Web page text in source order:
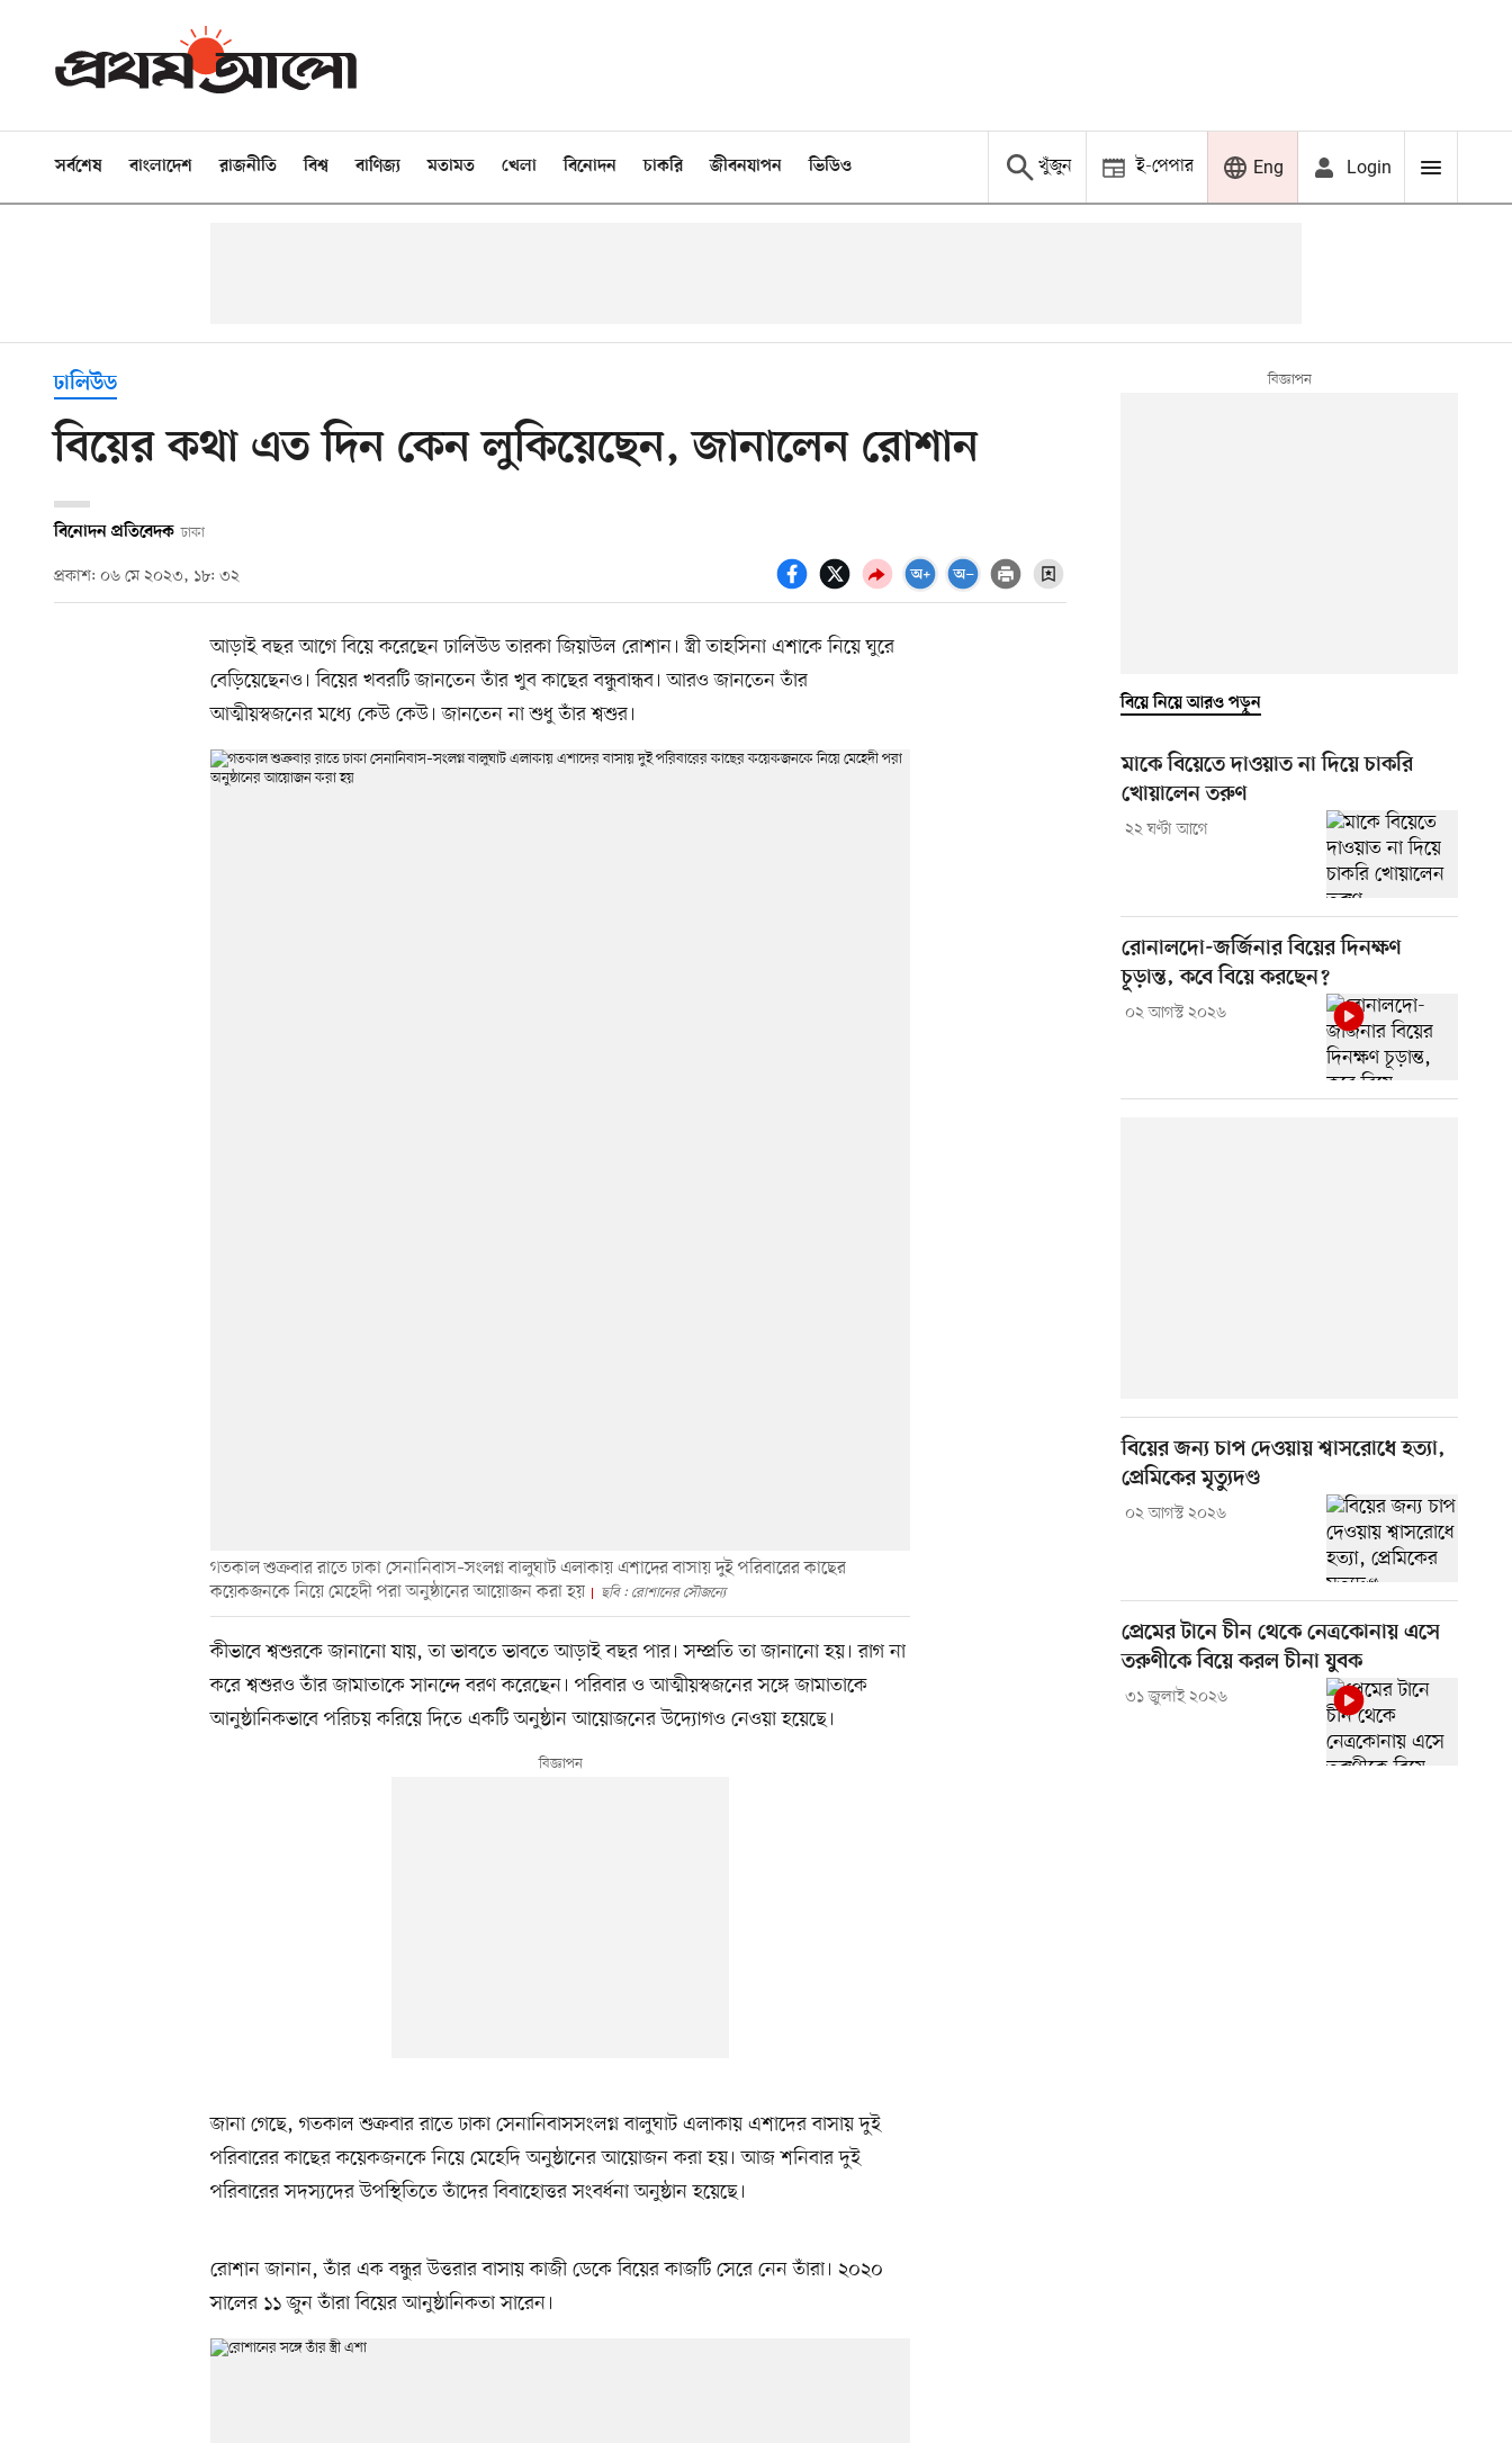
সর্বশেষ বাংলাদেশ রাজনীতি বিশ্ব বাণিজ্য মতামত খেলা বিনোদন চাকরি জীবনযাপন ভিডিও খুঁজুন ই-পেপার Eng Login
ঢালিউড
বিয়ের কথা এত দিন কেন লুকিয়েছেন, জানালেন রোশান
বিনোদন প্রতিবেদক ঢাকা
প্রকাশ: ০৬ মে ২০২৩, ১৮: ৩২
আড়াই বছর আগে বিয়ে করেছেন ঢালিউড তারকা জিয়াউল রোশান। স্ত্রী তাহসিনা এশাকে নিয়ে ঘুরে
বেড়িয়েছেনও। বিয়ের খবরটি জানতেন তাঁর খুব কাছের বন্ধুবান্ধব। আরও জানতেন তাঁর
আত্মীয়স্বজনের মধ্যে কেউ কেউ। জানতেন না শুধু তাঁর শ্বশুর।
গতকাল শুক্রবার রাতে ঢাকা সেনানিবাস–সংলগ্ন বালুঘাট এলাকায় এশাদের বাসায় দুই পরিবারের কাছের
কয়েকজনকে নিয়ে মেহেদী পরা অনুষ্ঠানের আয়োজন করা হয়
ছবি : রোশানের সৌজন্যে
কীভাবে শ্বশুরকে জানানো যায়, তা ভাবতে ভাবতে আড়াই বছর পার। সম্প্রতি তা জানানো হয়। রাগ না
করে শ্বশুরও তাঁর জামাতাকে সানন্দে বরণ করেছেন। পরিবার ও আত্মীয়স্বজনের সঙ্গে জামাতাকে
আনুষ্ঠানিকভাবে পরিচয় করিয়ে দিতে একটি অনুষ্ঠান আয়োজনের উদ্যোগও নেওয়া হয়েছে।
জানা গেছে, গতকাল শুক্রবার রাতে ঢাকা সেনানিবাসসংলগ্ন বালুঘাট এলাকায় এশাদের বাসায় দুই
পরিবারের কাছের কয়েকজনকে নিয়ে মেহেদি অনুষ্ঠানের আয়োজন করা হয়। আজ শনিবার দুই
পরিবারের সদস্যদের উপস্থিতিতে তাঁদের বিবাহোত্তর সংবর্ধনা অনুষ্ঠান হয়েছে।
রোশান জানান, তাঁর এক বন্ধুর উত্তরার বাসায় কাজী ডেকে বিয়ের কাজটি সেরে নেন তাঁরা। ২০২০
সালের ১১ জুন তাঁরা বিয়ের আনুষ্ঠানিকতা সারেন।
বিয়ে নিয়ে আরও পড়ুন
মাকে বিয়েতে দাওয়াত না দিয়ে চাকরি
খোয়ালেন তরুণ
২২ ঘণ্টা আগে
রোনালদো-জর্জিনার বিয়ের দিনক্ষণ
চূড়ান্ত, কবে বিয়ে করছেন?
০২ আগস্ট ২০২৬
বিয়ের জন্য চাপ দেওয়ায় শ্বাসরোধে হত্যা,
প্রেমিকের মৃত্যুদণ্ড
০২ আগস্ট ২০২৬
প্রেমের টানে চীন থেকে নেত্রকোনায় এসে
তরুণীকে বিয়ে করল চীনা যুবক
৩১ জুলাই ২০২৬